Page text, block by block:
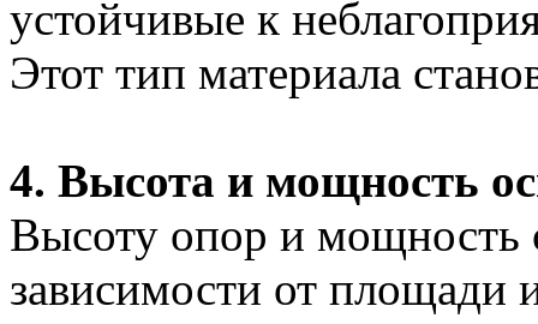
устойчивые к
Этот тип материала
4. Высота и мощность
Высоту опор и мощность
зависимости от